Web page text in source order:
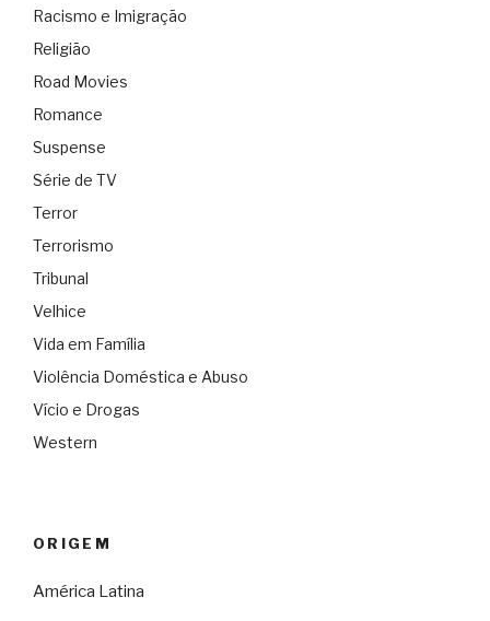
Racismo e Imigração
Religião
Road Movies
Romance
Suspense
Série de TV
Terror
Terrorismo
Tribunal
Velhice
Vida em Família
Violência Doméstica e Abuso
Vício e Drogas
Western
ORIGEM
América Latina